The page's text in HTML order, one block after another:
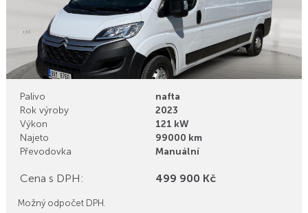
Palivo
nafta
Rok výroby
2023
Výkon
121 kW
Najeto
99000 km
Převodovka
Manuální
Cena s DPH: 499 900 Kč
Možný odpočet DPH.